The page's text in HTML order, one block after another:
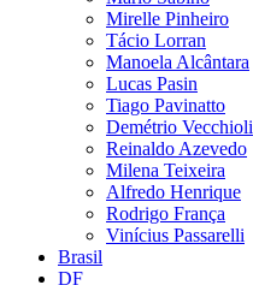
Mirelle Pinheiro
Tácio Lorran
Manoela Alcântara
Lucas Pasin
Tiago Pavinatto
Demétrio Vecchioli
Reinaldo Azevedo
Milena Teixeira
Alfredo Henrique
Rodrigo França
Vinícius Passarelli
Brasil
DF